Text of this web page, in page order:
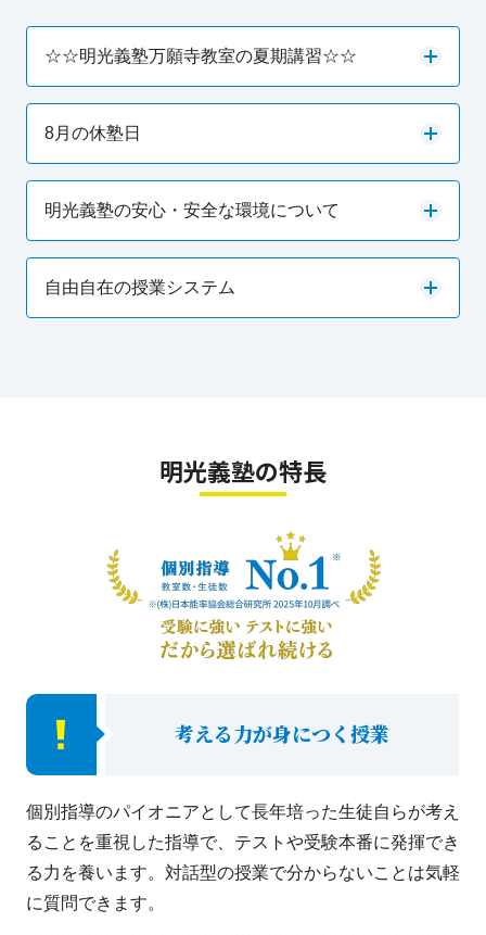
☆☆明光義塾万願寺教室の夏期講習☆☆
8月の休塾日
明光義塾の安心・安全な環境について
自由自在の授業システム
明光義塾の特長
考える力が身につく授業
個別指導のパイオニアとして長年培った生徒自らが考え
ることを重視した指導で、テストや受験本番に発揮でき
る力を養います。対話型の授業で分からないことは気軽
に質問できます。